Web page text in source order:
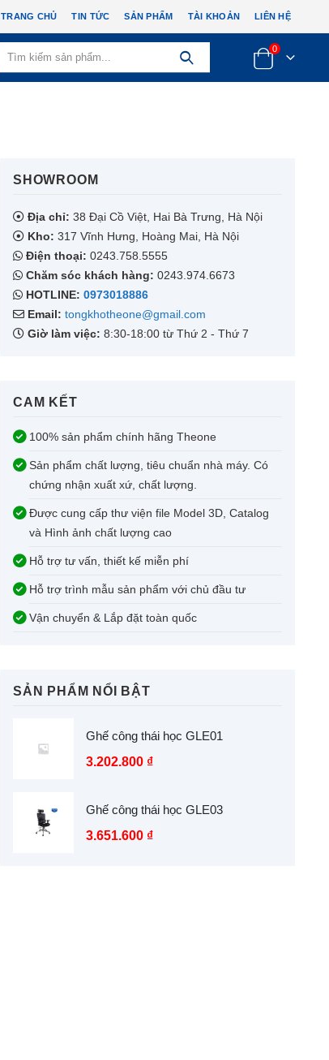
TRANG CHỦ TIN TỨC SẢN PHẨM TÀI KHOẢN LIÊN HỆ
0
SHOWROOM​
Địa chỉ: 38 Đại Cồ Việt, Hai Bà Trưng, Hà Nội
Kho: 317 Vĩnh Hưng, Hoàng Mai, Hà Nội
Điện thoại: 0243.758.5555
Chăm sóc khách hàng: 0243.974.6673
HOTLINE: 0973018886
Email: tongkhotheone@gmail.com
Giờ làm việc: 8:30-18:00 từ Thứ 2 - Thứ 7
CAM KẾT​
100% sản phẩm chính hãng Theone
Sản phẩm chất lượng, tiêu chuẩn nhà máy. Có
chứng nhận xuất xứ, chất lượng.
Được cung cấp thư viện file Model 3D, Catalog
và Hình ảnh chất lượng cao
Hỗ trợ tư vấn, thiết kế miễn phí
Hỗ trợ trình mẫu sản phẩm với chủ đầu tư
Vận chuyển & Lắp đặt toàn quốc
SẢN PHẨM NỔI BẬT
Ghế công thái học GLE01
3.202.800 ₫
Ghế công thái học GLE03
3.651.600 ₫